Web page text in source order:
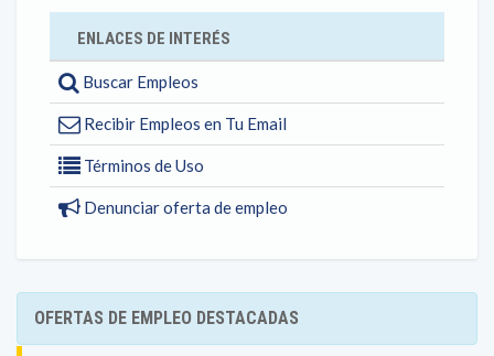
ENLACES DE INTERÉS
Buscar Empleos
Recibir Empleos en Tu Email
Términos de Uso
Denunciar oferta de empleo
OFERTAS DE EMPLEO DESTACADAS